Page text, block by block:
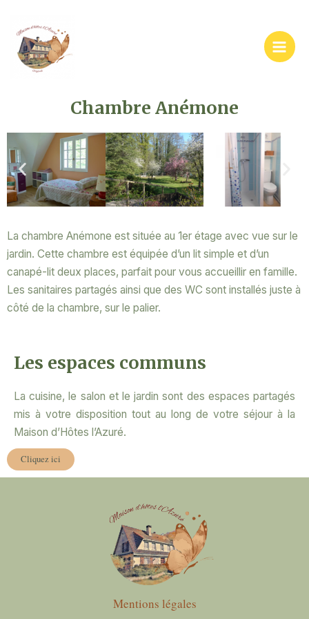
contenu
Chambre Anémone
La chambre Anémone est située au 1er étage avec vue sur le
jardin. Cette chambre est équipée d’un lit simple et d’un
canapé-lit deux places, parfait pour vous accueillir en famille.
Les sanitaires partagés ainsi que des WC sont installés juste à
côté de la chambre, sur le palier.
Les espaces communs
La cuisine, le salon et le jardin sont des espaces partagés
mis à votre disposition tout au long de votre séjour à la
Maison d’Hôtes l’Azuré.
Cliquez ici
Mentions légales